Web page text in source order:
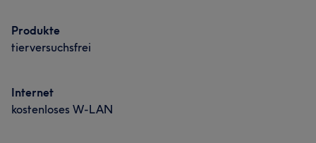
Produkte
tierversuchsfrei
Internet
kostenloses W-LAN